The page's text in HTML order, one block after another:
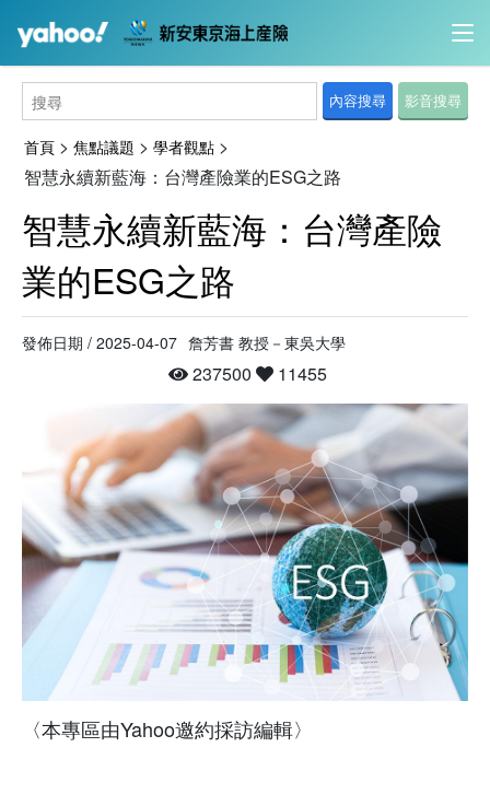
內容搜尋 影音搜尋
首頁 > 焦點議題 > 學者觀點 >
智慧永續新藍海：台灣產險業的ESG之路
智慧永續新藍海：台灣產險
業的ESG之路
發佈日期 / 2025-04-07 詹芳書 教授－東吳大學
237500 11455
〈本專區由Yahoo邀約採訪編輯〉